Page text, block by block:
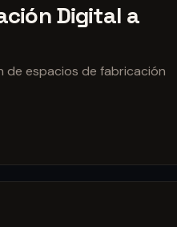
Digital a
de espacios de fabricación